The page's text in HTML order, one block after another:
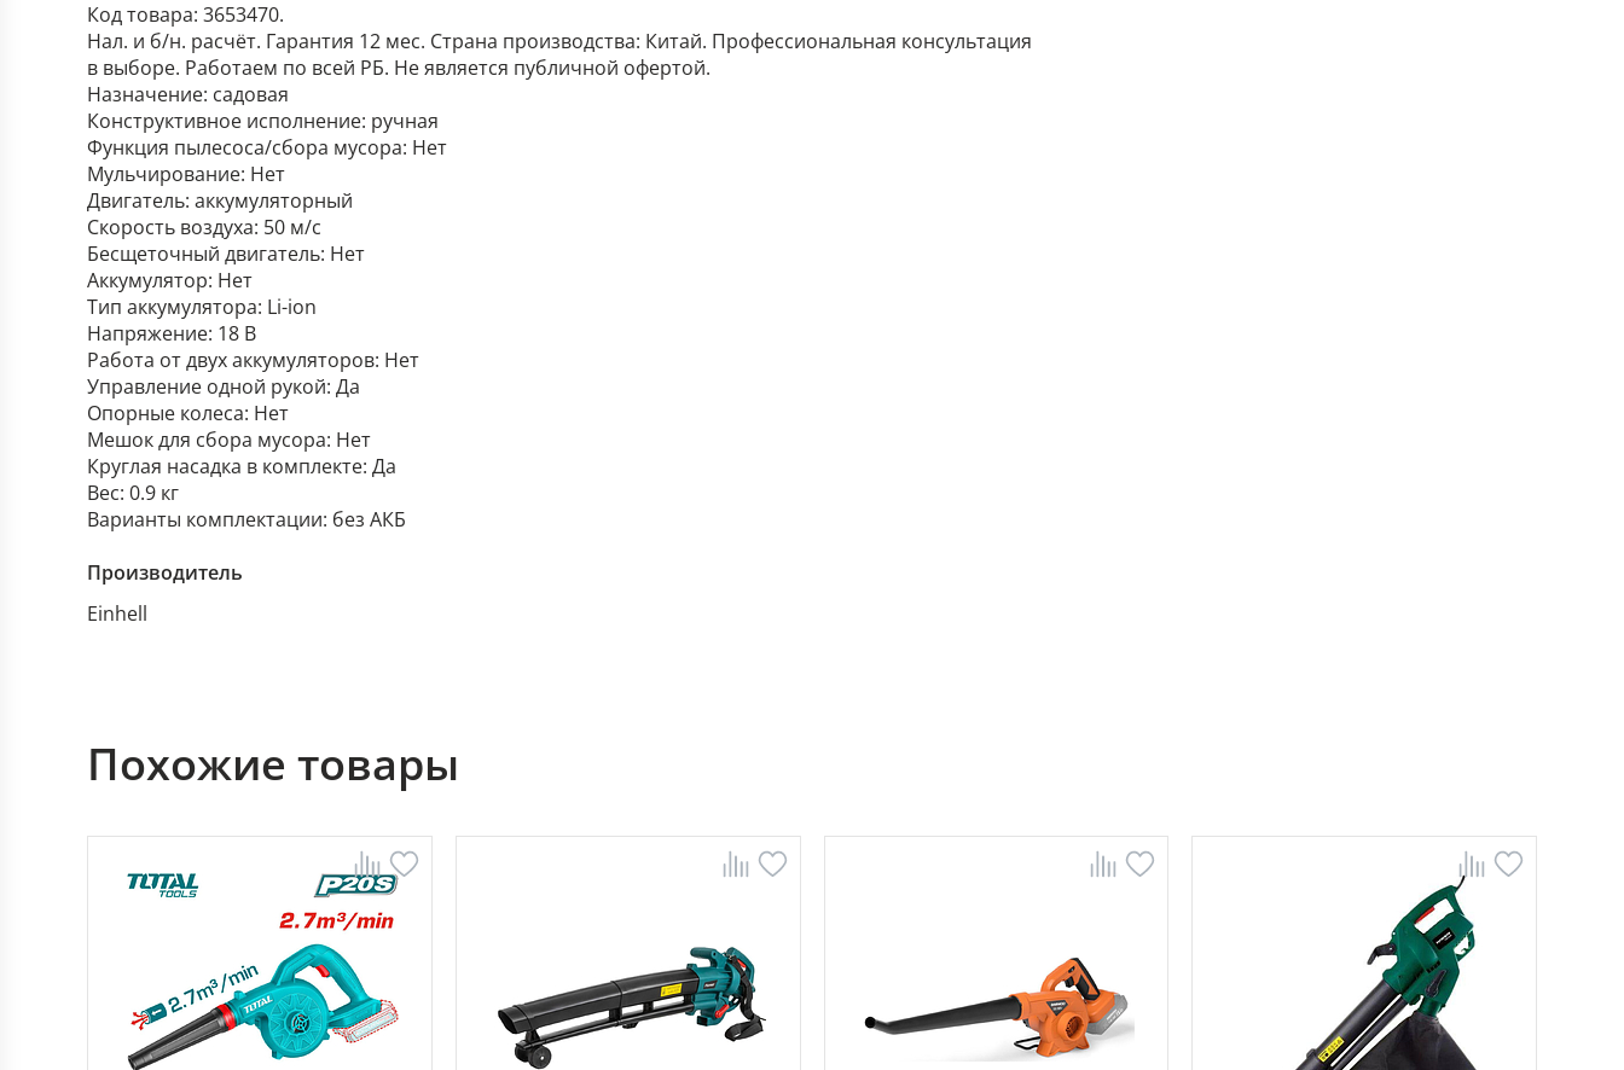
Код товара: 3653470.
Нал. и б/н. расчёт. Гарантия 12 мес. Страна производства: Китай. Профессиональная консультация
в выборе. Работаем по всей РБ. Не является публичной офертой.
Назначение: садовая
Конструктивное исполнение: ручная
Функция пылесоса/сбора мусора: Нет
Мульчирование: Нет
Двигатель: аккумуляторный
Скорость воздуха: 50 м/с
Бесщеточный двигатель: Нет
Аккумулятор: Нет
Тип аккумулятора: Li-ion
Напряжение: 18 В
Работа от двух аккумуляторов: Нет
Управление одной рукой: Да
Опорные колеса: Нет
Мешок для сбора мусора: Нет
Круглая насадка в комплекте: Да
Вес: 0.9 кг
Варианты комплектации: без АКБ
Производитель
Einhell
Похожие товары